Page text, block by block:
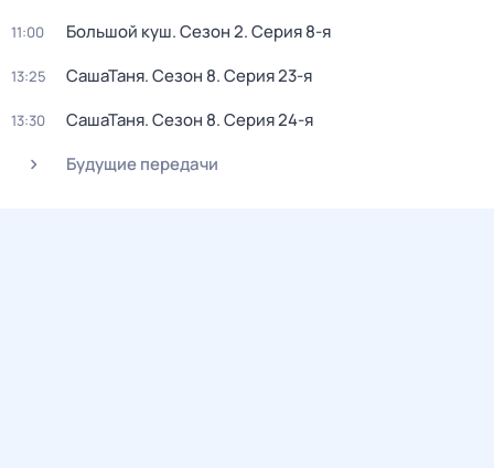
11:00 Большой куш. Сезон 2. Серия 8-я
13:25 СашаТаня. Сезон 8. Серия 23-я
13:30 СашаТаня. Сезон 8. Серия 24-я
Будущие передачи